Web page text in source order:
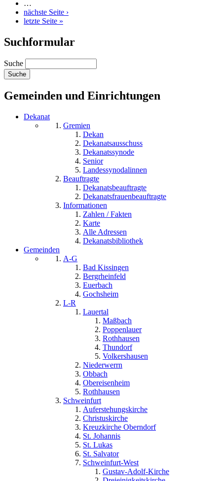
…
nächste Seite ›
letzte Seite »
Suchformular
Suche
Gemeinden und Einrichtungen
Dekanat
Gremien
Dekan
Dekanatsausschuss
Dekanatssynode
Senior
Landessynodalinnen
Beauftragte
Dekanatsbeauftragte
Dekanatsfrauenbeauftragte
Informationen
Zahlen / Fakten
Karte
Alle Adressen
Dekanatsbibliothek
Gemeinden
A-G
Bad Kissingen
Bergrheinfeld
Euerbach
Gochsheim
L-R
Lauertal
Maßbach
Poppenlauer
Rothhausen
Thundorf
Volkershausen
Niederwerrn
Obbach
Obereisenheim
Rothhausen
Schweinfurt
Auferstehungskirche
Christuskirche
Kreuzkirche Oberndorf
St. Johannis
St. Lukas
St. Salvator
Schweinfurt-West
Gustav-Adolf-Kirche